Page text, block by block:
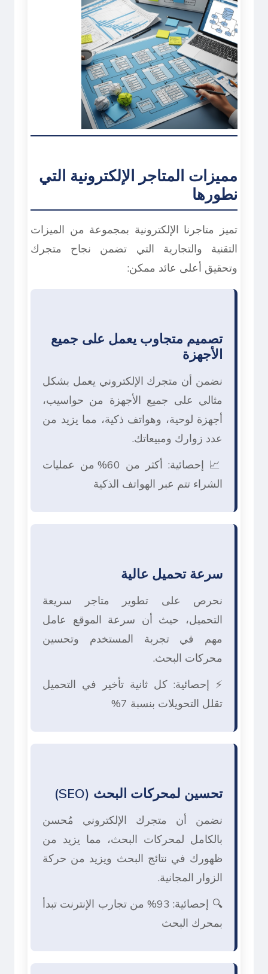
مميزات المتاجر الإلكترونية التي
نطورها
تميز متاجرنا الإلكترونية بمجموعة من الميزات
التقنية والتجارية التي تضمن نجاح متجرك
وتحقيق أعلى عائد ممكن:
تصميم متجاوب يعمل على جميع
الأجهزة
نضمن أن متجرك الإلكتروني يعمل بشكل
مثالي على جميع الأجهزة من حواسيب،
أجهزة لوحية، وهواتف ذكية، مما يزيد من
عدد زوارك ومبيعاتك.
📈 إحصائية: أكثر من 60% من عمليات
الشراء تتم عبر الهواتف الذكية
سرعة تحميل عالية
نحرص على تطوير متاجر سريعة
التحميل، حيث أن سرعة الموقع عامل
مهم في تجربة المستخدم وتحسين
محركات البحث.
⚡ إحصائية: كل ثانية تأخير في التحميل
تقلل التحويلات بنسبة 7%
تحسين لمحركات البحث (SEO)
نضمن أن متجرك الإلكتروني مُحسن
بالكامل لمحركات البحث، مما يزيد من
ظهورك في نتائج البحث ويزيد من حركة
الزوار المجانية.
🔍 إحصائية: 93% من تجارب الإنترنت تبدأ
بمحرك البحث